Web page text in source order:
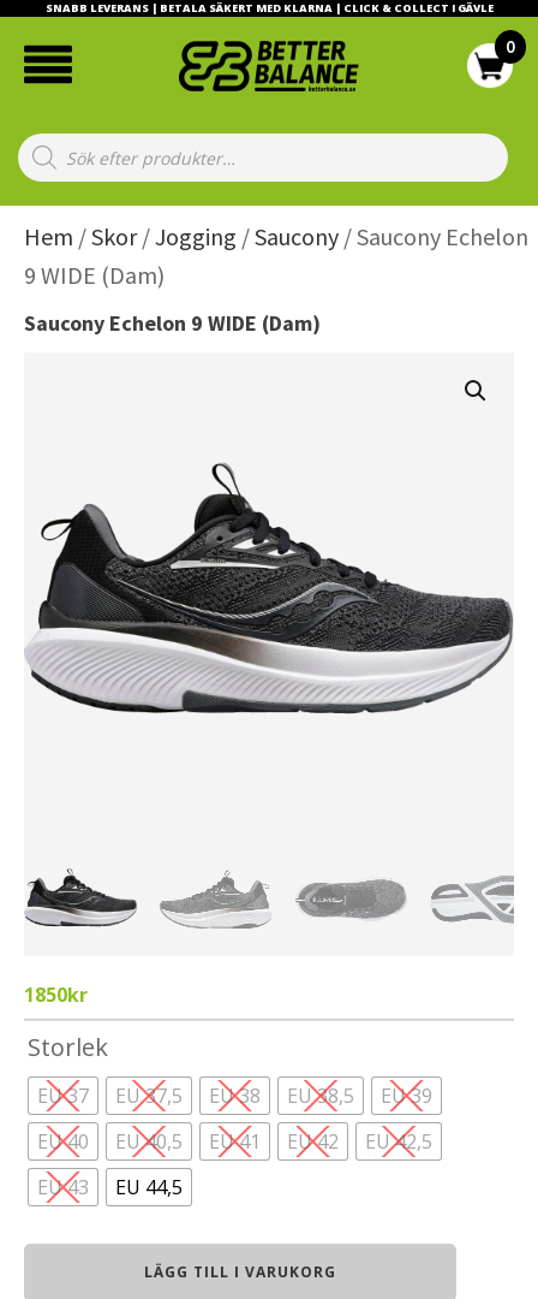
SNABB LEVERANS | BETALA SÄKERT MED KLARNA | CLICK & COLLECT I GÄVLE
Products
search
Hem /Skor/Jogging /Saucony / Saucony Echelon
9 WIDE (Dam)
Saucony Echelon 9 WIDE (Dam)
1850kr
Storlek
EU 37 EU 37,5 EU 38 EU 38,5
EU 39
EU 40
EU 40,5 EU 41 EU 42
EU 42,5
EU 43
EU 44,5
LÄGG TILL I VARUKORG